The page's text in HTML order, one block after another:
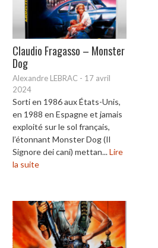
Claudio Fragasso – Monster
Dog
Alexandre LEBRAC - 17 avril
2024
Sorti en 1986 aux États-Unis,
en 1988 en Espagne et jamais
exploité sur le sol français,
l’étonnant Monster Dog (Il
Signore dei cani) mettan...Lire
la suite